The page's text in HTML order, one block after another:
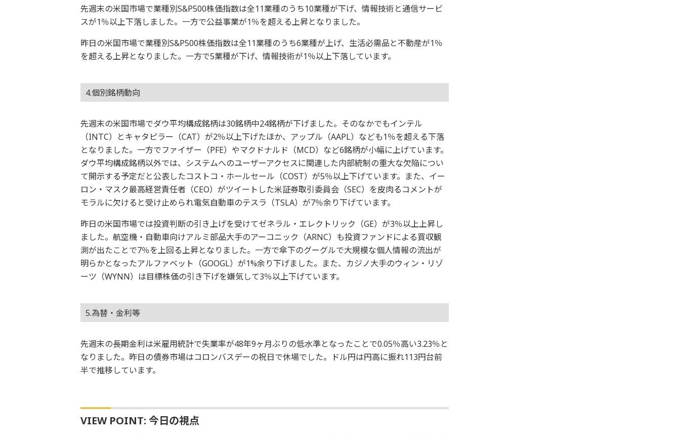
先週末の米国市場で業種別S&P500株価指数は全11業種のうち10業種が下げ、情報技術と通信サービ
スが1％以上下落しました。一方で公益事業が1％を超える上昇となりました。
昨日の米国市場で業種別S&P500株価指数は全11業種のうち6業種が上げ、生活必需品と不動産が1％
を超える上昇となりました。一方で5業種が下げ、情報技術が1％以上下落しています。
4.個別銘柄動向
先週末の米国市場でダウ平均構成銘柄は30銘柄中24銘柄が下げました。そのなかでもインテル
（INTC）とキャタピラー（CAT）が2％以上下げたほか、アップル（AAPL）なども1％を超える下落
となりました。一方でファイザー（PFE）やマクドナルド（MCD）など6銘柄が小幅に上げています。
ダウ平均構成銘柄以外では、システムへのユーザーアクセスに関連した内部統制の重大な欠陥につい
て開示する予定だと公表したコストコ・ホールセール（COST）が5％以上下げています。また、イー
ロン・マスク最高経営責任者（CEO）がツイートした米証券取引委員会（SEC）を皮肉るコメントが
モラルに欠けると受け止められ電気自動車のテスラ（TSLA）が7％余り下げています。
昨日の米国市場では投資判断の引き上げを受けてゼネラル・エレクトリック（GE）が3％以上上昇し
ました。航空機・自動車向けアルミ部品大手のアーコニック（ARNC）も投資ファンドによる買収観
測が出たことで7％を上回る上昇となりました。一方で傘下のグーグルで大規模な個人情報の流出が
明らかとなったアルファベット（GOOGL）が1%余り下げました。また、カジノ大手のウィン・リゾ
ーツ（WYNN）は目標株価の引き下げを嫌気して3％以上下げています。
5.為替・金利等
先週末の長期金利は米雇用統計で失業率が48年9ヶ月ぶりの低水準となったことで0.05％高い3.23％と
なりました。昨日の債券市場はコロンバスデーの祝日で休場でした。ドル円は円高に振れ113円台前
半で推移しています。
VIEW POINT: 今日の視点